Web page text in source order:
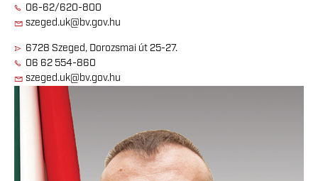
06-62/620-800
szeged.uk@bv.gov.hu
6728 Szeged, Dorozsmai út 25-27.
06 62 554-860
szeged.uk@bv.gov.hu